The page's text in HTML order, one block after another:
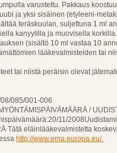
varustettu. Pakkaus
ja yksi sisäinen (etyleeni-
teräskuulan, suljettuna 1 ml
kanyylilla ja muovisella korkilla.
(sisältö 10 ml vastaa 10
lääkevalmisteiden tai
tai niistä peräisin olevat
085/001-006
/
11/
Tätä eläinlääkevalmistetta
http://www.ema.europa.eu/.